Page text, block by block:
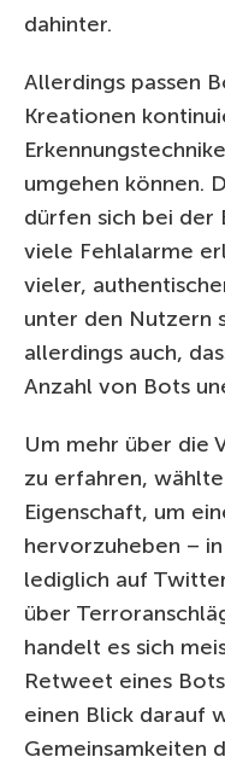
dahinter.
Allerdings passen
Kreationen
umgehen können.
dürfen sich bei der
viele Fehlalarme
vieler,
unter den Nutzern
allerdings auch,
Anzahl von Bots
Um mehr über die
zu erfahren,
Eigenschaft, um
hervorzuheben –
lediglich auf
über
handelt es sich
Retweet eines
einen Blick darauf
Gemeinsamkeiten